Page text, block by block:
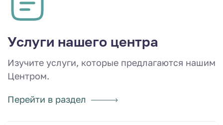
Услуги нашего центра
Изучите услуги, которые предлагаются нашим
Центром.
Перейти в раздел